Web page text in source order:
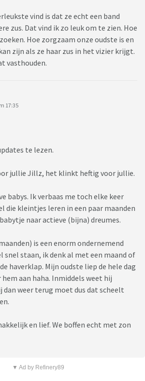
vind is dat ze echt een band
zus. Dat vind ik zo leuk om te zien. Hoe
Hoe zorgzaam onze oudste is en
zijn als ze haar zus in het vizier krijgt.
vasthouden.
17:35
te lezen.
jullie Jillz, het klinkt heftig voor jullie.
babys. Ik verbaas me toch elke keer
die kleintjes leren in een paar maanden
naar actieve (bijna) dreumes.
is een enorm ondernemend
snel staan, ik denk al met een maand of
haverklap. Mijn oudste liep de hele dag
aan haha. Inmiddels weet hij
dan weer terug moet dus dat scheelt
en lief. We boffen echt met zon
▼ Ad by Refinery89